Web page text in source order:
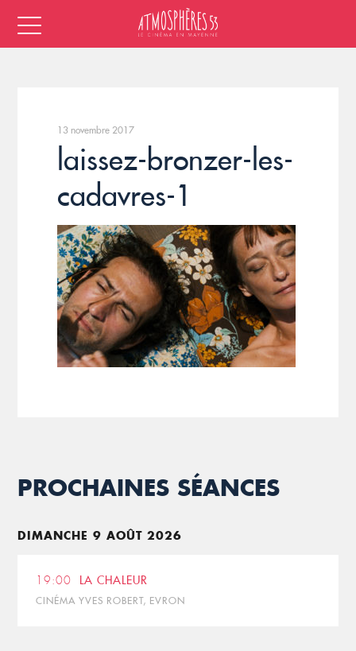
13 novembre 2017
laissez-bronzer-les-
cadavres-1
PROCHAINES SÉANCES
DIMANCHE 9 AOÛT 2026
19:00 LA CHALEUR
CINÉMA YVES ROBERT, EVRON